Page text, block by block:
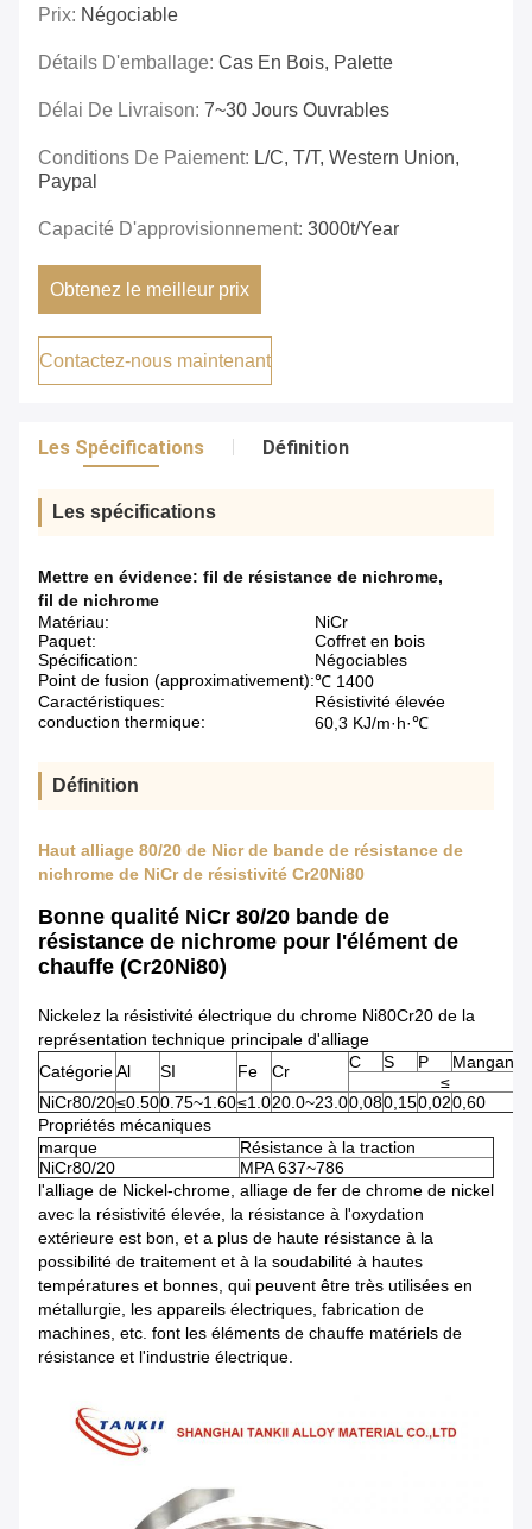
Prix: Négociable
Détails D'emballage: Cas En Bois, Palette
Délai De Livraison: 7~30 Jours Ouvrables
Conditions De Paiement: L/C, T/T, Western Union,
Paypal
Capacité D'approvisionnement: 3000t/year
Obtenez le meilleur prix
Contactez-nous maintenant
Les Spécifications Définition
Les spécifications
Mettre en évidence: fil de résistance de nichrome,
fil de nichrome
Matériau:
NiCr
Paquet:
Coffret en bois
Spécification:
Négociables
Point de fusion (approximativement):℃ 1400
Caractéristiques:
Résistivité élevée
conduction thermique:
60,3 KJ/m·h·℃
Définition
Haut alliage 80/20 de Nicr de bande de résistance de
nichrome de NiCr de résistivité Cr20Ni80
Bonne qualité NiCr 80/20 bande de
résistance de nichrome pour l'élément de
chauffe (Cr20Ni80)
Nickelez la résistivité électrique du chrome Ni80Cr20 de la
représentation technique principale d'alliage
CatégorieAl SI Fe Cr C S P
≤
NiCr80/20≤0.500.75~1.60≤1.020.0~23.00,080,150,020,60
Propriétés mécaniques
marque
Résistance à la traction
NiCr80/20
MPA 637~786
l'alliage de Nickel-chrome, alliage de fer de chrome de nickel
avec la résistivité élevée, la résistance à l'oxydation
extérieure est bon, et a plus de haute résistance à la
possibilité de traitement et à la soudabilité à hautes
températures et bonnes, qui peuvent être très utilisées en
métallurgie, les appareils électriques, fabrication de
machines, etc. font les éléments de chauffe matériels de
résistance et l'industrie électrique.